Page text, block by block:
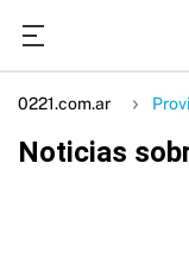
0221.com.ar
Noticias